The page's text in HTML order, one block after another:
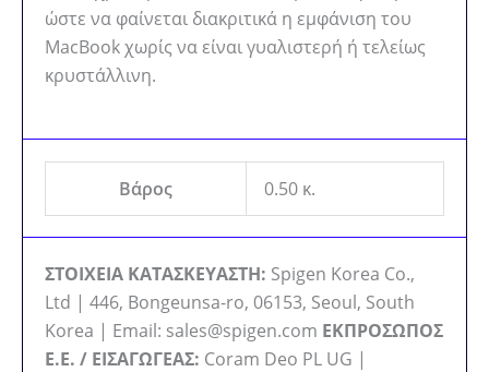
ώστε να φαίνεται διακριτικά η εμφάνιση του
MacBook χωρίς να είναι γυαλιστερή ή τελείως
κρυστάλλινη.
Βάρος 0.50 κ.
ΣΤΟΙΧΕΙΑ ΚΑΤΑΣΚΕΥΑΣΤΗ: Spigen Korea Co.,
Ltd | 446, Bongeunsa-ro, 06153, Seoul, South
Korea | Email: sales@spigen.com ΕΚΠΡΟΣΩΠΟΣ
Ε.Ε. / ΕΙΣΑΓΩΓΕΑΣ: Coram Deo PL UG |